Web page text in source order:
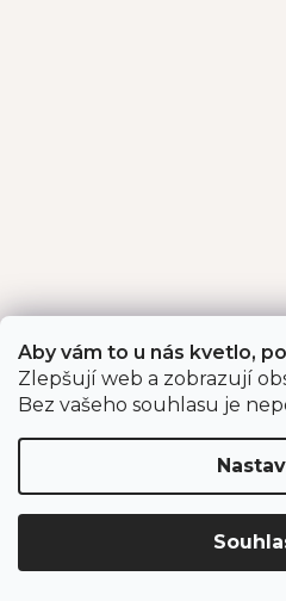
Aby vám to u nás kvetlo,
Zlepšují web a zobrazují
Bez vašeho souhlasu je